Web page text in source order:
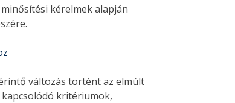
kérelmek alapján
változás történt az elmúlt
kritériumok,